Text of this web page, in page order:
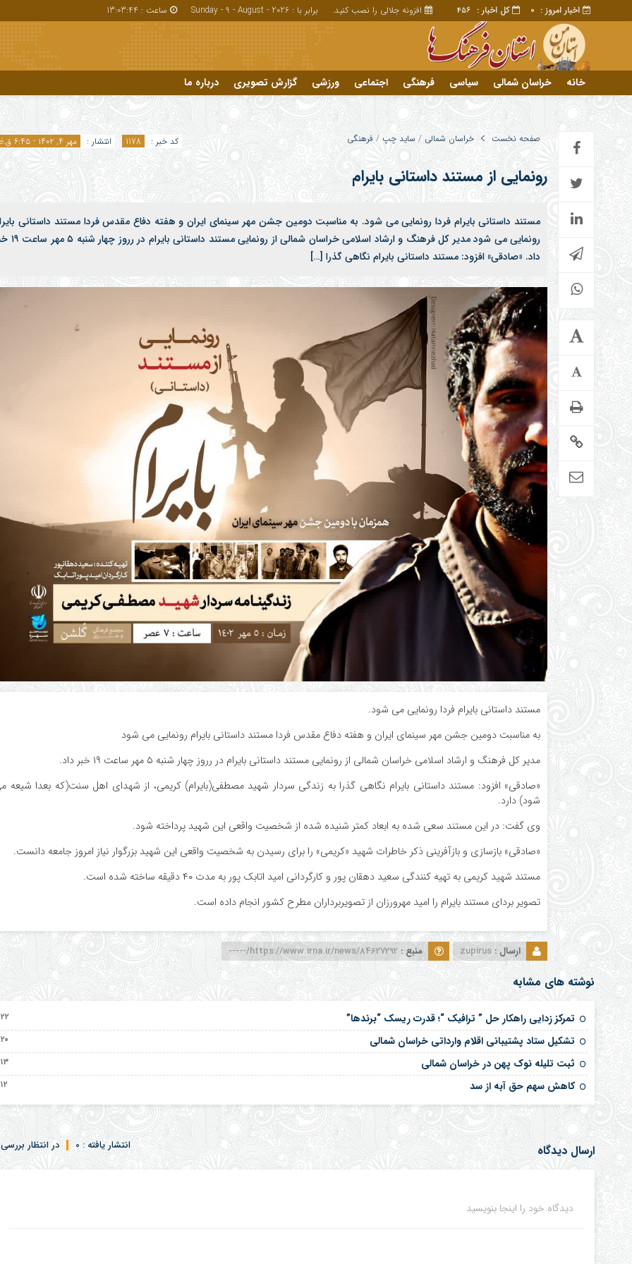
کل اخبار : 456 اخبار امروز : 0 افزونه جلالی را نصب کنید. برابر با : Sunday - 9 - August - 2026 ساعت : 13:03:45
خانه خراسان شمالی سیاسی فرهنگی اجتماعی ورزشی گزارش تصویری درباره ما
تبلیغات درباره ما
صفحه نخست خراسان شمالی / ساید چپ/فرهنگی انتشار : مهر ۴, ۱۴۰۲ - ۶:۴۵ ق.ظ کد خبر : 1178
رونمایی از مستند داستانی بایرام
مستند داستانی بایرام فردا رونمایی می شود. به مناسبت دومین جشن مهر سینمای ایران و هفته دفاع مقدس فردا مستند داستانی
رونمایی می شود مدیر کل فرهنگ و ارشاد اسلامی
داد. «صادقی» افزود: مستند داستانی بایرام نگاهی گذرا […]
مستند داستانی بایرام فردا رونمایی می شود.
به مناسبت دومین جشن مهر سینمای ایران و هفته دفاع مقدس فردا مستند داستانی بایرام رونمایی می شود
مدیر کل فرهنگ و ارشاد اسلامی خراسان شمالی از رونمایی مستند داستانی بایرام در رروز چهار شنبه ۵ مهر ساعت ۱۹ خبر داد.
«صادقی» افزود: مستند داستانی بایرام نگاهی گذرا به زندگی سردار شهید مصطفی(بایرام) کریمی، از شهدای اهل سنت(که بعدا شیعه
شود) دارد.
وی گفت: در این مستند سعی شده به ابعاد کمتر شنیده شده از شخصیت واقعی این شهید پرداخته شود.
«صادقی» بازسازی و بازآفرینی ذکر خاطرات شهید «کریمی» را برای رسیدن به شخصیت واقعی این شهید بزرگوار نیاز امروز جامعه دانست.
مستند شهید کریمی به تهیه کنندگی سعید دهقان پور و کارگردانی امید اتابک پور به مدت ۴۰ دقیقه ساخته شده است.
تصویر بردای مستند بایرام را امید مهرورزان از تصویربرداران مطرح کشور انجام داده است.
ارسال : zupirus منبع : https://www.irna.ir/news/84627292/-----
نوشته های مشابه
تمرکز زدایی راهکار حل ” ترافیک “؛ قدرت ریسک “برندها” ۲۲ اردیبهشت ۱۴۰۵
تشکیل ستاد پشتیبانی اقلام وارداتی خراسان شمالی ۲۰ اردیبهشت ۱۴۰۵
ثبت تلیله نوک پهن در خراسان شمالی ۱۳ اردیبهشت ۱۴۰۵
کاهش سهم حق آبه از سد ۱۲ اردیبهشت ۱۴۰۵
ارسال دیدگاه در انتظار بررسی انتشار یافته : 0
دیدگاه خود را اینجا بنویسید
دیدگاه های ارسال شده توسط شما، پس از تایید توسط تیم مدیریت در وب منتشر خواهد شد.
پیام هایی که حاوی تهمت یا افترا باشد منتشر نخواهد شد.
پیام هایی که به غیر از زبان فارسی یا غیر مرتبط باشد منتشر نخواهد شد.